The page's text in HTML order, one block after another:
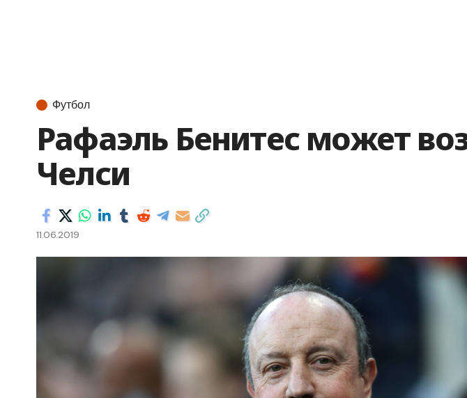
Футбол
Рафаэль Бенитес может
Челси
11.06.2019